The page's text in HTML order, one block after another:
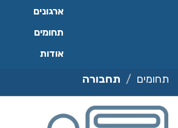
ארגונים
תחומים
אודות
תחומים תחבורה